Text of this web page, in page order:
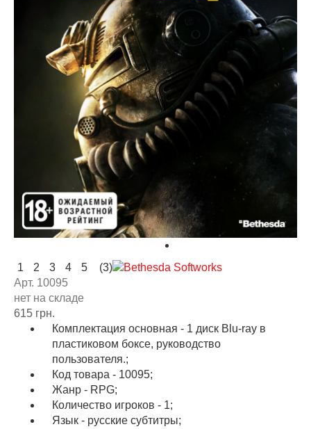
1 2 3 4 5
(3)
Арт. 10095
нет на складе
615 грн.
Комплектация основная - 1 диск Blu-ray в
пластиковом боксе, руководство
пользователя.;
Код товара - 10095;
Жанр - RPG;
Количество игроков - 1;
Язык - русские субтитры;